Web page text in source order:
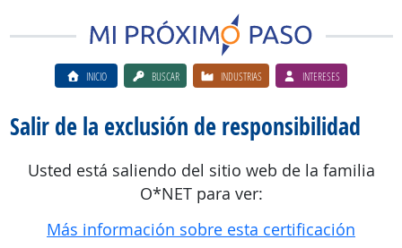
INICIO BUSCAR INDUSTRIAS INTERESES
Salir de la exclusión de responsibilidad
Usted está saliendo del sitio web de la familia
O*NET para ver:
Más información sobre esta certificación